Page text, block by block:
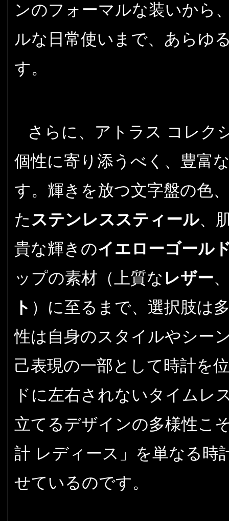
ンのフォーマルな装いから
ルな日常使いまで、あらゆ
す。
さらに、アトラス コレク
個性に寄り添うべく、豊富
す。輝きを放つ文字盤の色
たステンレススティール、
貴な輝きのイエローゴール
ップの素材（上質なレザー
ト ）に至るまで、選択肢は
性は自身のスタイルやシー
己表現の一部として時計を
ドに左右されないタイムレ
立てるデザインの多様性こ
計 レディース」を単なる時
せているのです。